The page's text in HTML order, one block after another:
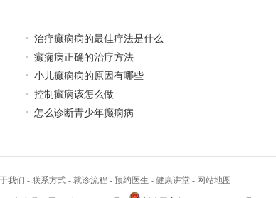
治疗癫痫病的最佳疗法是什么
癫痫病正确的治疗方法
小儿癫痫病的原因有哪些
控制癫痫该怎么做
怎么诊断青少年癫痫病
我们 - 联系方式 - 就诊流程 - 预约医生 - 健康讲堂 - 网站地图